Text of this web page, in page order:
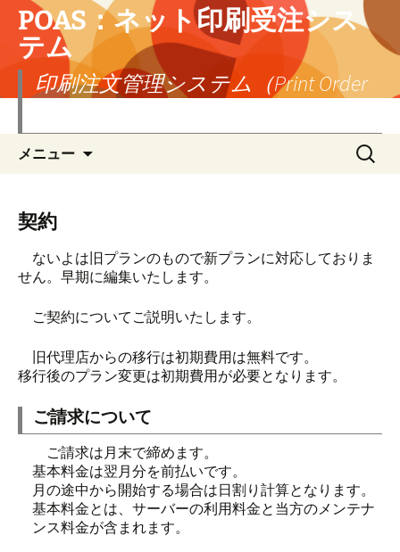
POAS：ネット印刷受注シス
テム
印刷注文管理システム（Print Order
メニュー
テ
ス
キ
プ
検
索:
契約
ないよは旧プランのもので新プランに対応しておりま
せん。早期に編集いたします。
ご契約についてご説明いたします。
旧代理店からの移行は初期費用は無料です。
移行後のプラン変更は初期費用が必要となります。
ご請求について
ご請求は月末で締めます。
基本料金は翌月分を前払いです。
月の途中から開始する場合は日割り計算となります。
基本料金とは、サーバーの利用料金と当方のメンテナ
ンス料金が含まれます。